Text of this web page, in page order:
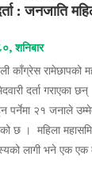
: जनजाति
शनिबार
काँग्रेस रामेछापको
दर्ता गराएका
२१ जनाले
छ । महिला
लागी भने एक एक